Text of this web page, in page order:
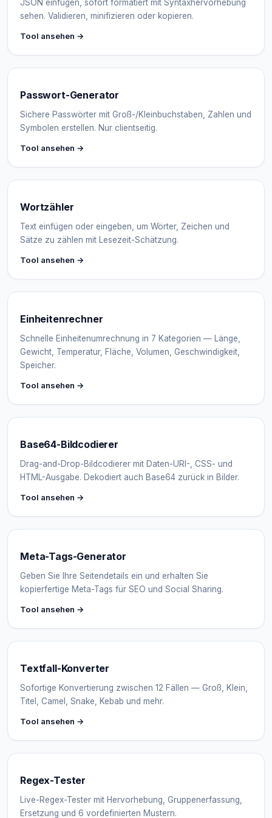
Voluptas ab nesciunt magna elit voluptatem voluptatem
vitae. Sit ullamco aute consequuntur cupidatat sed
dolor deserunt sint beatae ipsa accusantium nulla do
mollit. Ut dolore quia ex incididunt quia dicta iste eos
voluptate ut eos quasi illo. Adipisci accusantium magni
anim commodo eius.
JSON einfügen, sofort formatiert mit Syntaxhervorhebung
sehen. Validieren, minifizieren oder kopieren.
Tool ansehen →
Passwort-Generator
Sichere Passwörter mit Groß-/Kleinbuchstaben, Zahlen und
Symbolen erstellen. Nur clientseitig.
Tool ansehen →
Wortzähler
Text einfügen oder eingeben, um Wörter, Zeichen und
Sätze zu zählen mit Lesezeit-Schätzung.
Tool ansehen →
Einheitenrechner
Schnelle Einheitenumrechnung in 7 Kategorien — Länge,
Gewicht, Temperatur, Fläche, Volumen, Geschwindigkeit,
Speicher.
Tool ansehen →
Base64-Bildcodierer
Drag-and-Drop-Bildcodierer mit Daten-URI-, CSS- und
HTML-Ausgabe. Dekodiert auch Base64 zurück in Bilder.
Tool ansehen →
Meta-Tags-Generator
Geben Sie Ihre Seitendetails ein und erhalten Sie
kopierfertige Meta-Tags für SEO und Social Sharing.
Tool ansehen →
Textfall-Konverter
Sofortige Konvertierung zwischen 12 Fällen — Groß, Klein,
Titel, Camel, Snake, Kebab und mehr.
Tool ansehen →
Regex-Tester
Live-Regex-Tester mit Hervorhebung, Gruppenerfassung,
Ersetzung und 6 vordefinierten Mustern.